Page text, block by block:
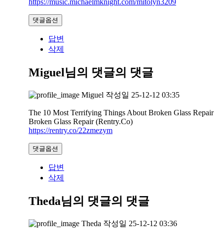
https://music.michaelmknight.com/mitolyn3209
댓글옵션
답변
삭제
Miguel님의 댓글의 댓글
Miguel 작성일 25-12-12 03:35
The 10 Most Terrifying Things About Broken Glass Repair
Broken Glass Repair (Rentry.Co)
https://rentry.co/22zmezym
댓글옵션
답변
삭제
Theda님의 댓글의 댓글
Theda 작성일 25-12-12 03:36